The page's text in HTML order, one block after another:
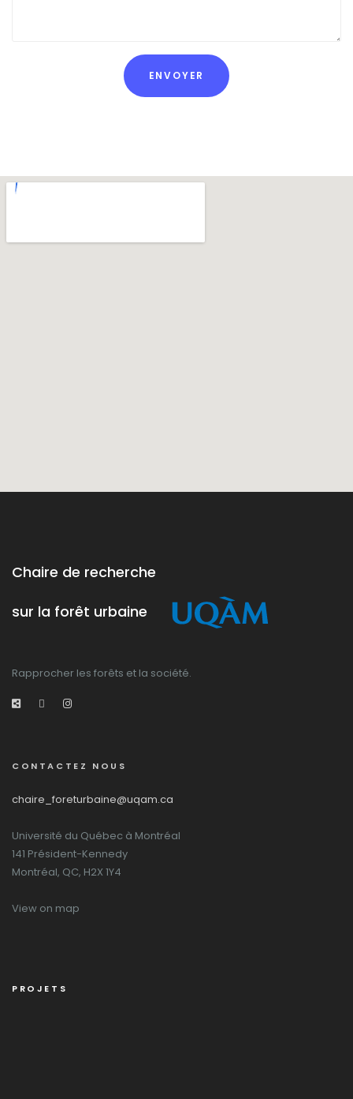
Chaire de recherche
sur la forêt urbaine
Rapprocher les forêts et la société.
CONTACTEZ NOUS
chaire_foreturbaine@uqam.ca
Université du Québec à Montréal
141 Président-Kennedy
Montréal, QC, H2X 1Y4
View on map
PROJETS